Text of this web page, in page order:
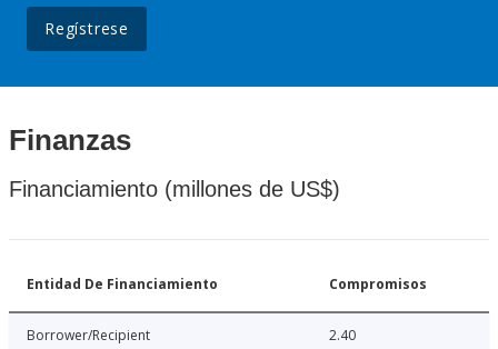
Regístrese
Finanzas
Financiamiento (millones de US$)
Entidad De Financiamiento Compromisos
Borrower/Recipient 2.40